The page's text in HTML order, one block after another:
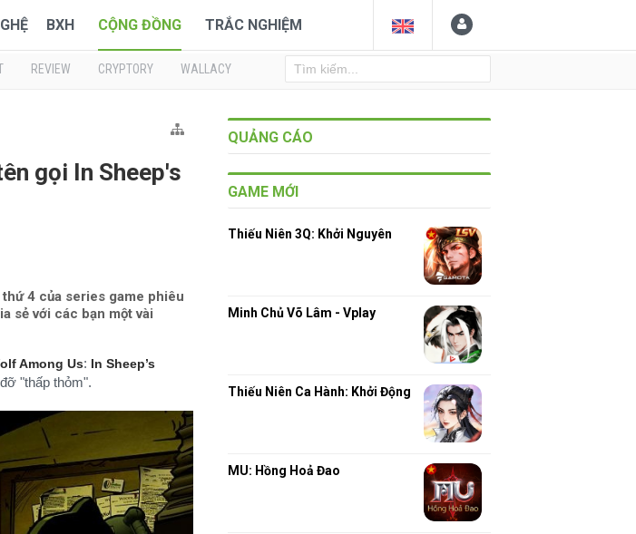
BXH CỘNG ĐỒNG TRẮC NGHIỆM
REVIEW CRYPTORY WALLACY
gọi In Sheep's
4 của series game phiêu
sẻ với các bạn một vài
Among Us: In Sheep’s
"thấp thỏm".
QUẢNG CÁO
GAME MỚI
Thiếu Niên 3Q: Khởi Nguyên
Minh Chủ Võ Lâm - Vplay
Thiếu Niên Ca Hành: Khởi Động
MU: Hồng Hoả Đao